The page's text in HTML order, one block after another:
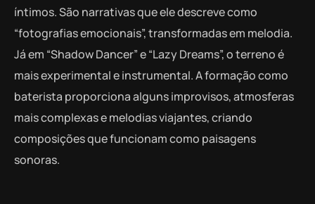
íntimos. São narrativas que ele descreve como
“fotografias emocionais”, transformadas em melodia.
Já em “Shadow Dancer” e “Lazy Dreams”, o terreno é
mais experimental e instrumental. A formação como
baterista proporciona alguns improvisos, atmosferas
mais complexas e melodias viajantes, criando
composições que funcionam como paisagens
sonoras.